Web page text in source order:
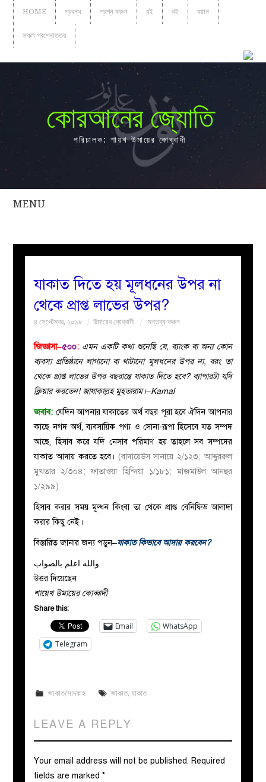
HOME প্রবন্ধ প্রশ্ন করুন বই বই বয়ান
সকল প্রশ্নোত্তর
কোরআনের জ্যোতি
পরিচালক: শায়খ উমায়ের কোব্বাদী
MENU
সকল
নারীদের
ইসলাহী
মজলিস
প্রশ্ন
করুন
যাকাত দিতে হয় মূলধনের উপর না
থেকে প্রাপ্ত লাভের উপর?
৪ সেপ্টেম্বর, ২০১৮ উমায়ের কোব্বাদী মন্তব্য করুন
জিজ্ঞাসা–৫০০: এমন একটি কথা শুনেছি যে, ব্যাংক বা অন্য কোন
ব্যবসা প্রতিষ্ঠানে লাগানো বা খাটানো মূলধনের উপর না, বরং তা
থেকে প্রাপ্ত লাভের উপর বছরান্তে যাকাত দিতে হবে? ব্যাপারটা যদি
ক্লিয়ার করতেন! জাযাকাল্লহ মুহতারাম।–Kamal
জবাব: যেদিন আপনার যাকাতের অর্থ বছর পূরা হবে ঐদিন আপনার
কাছে নগদ অর্থ, ব্যবসায়িক পণ্য ও সোনা-রূপা হিসেবে যত সম্পদ
আছে, হিসাব করে যদি নেসাব পরিমাণ হয় তাহলে সব সম্পদের
যাকাত আদায় করতে হবে। (বাদায়েউস সানায়ে ২/১২৩; আদ্দুররুল
মুখতার ২/৩০৪; ফাতাওয়া হিন্দিয়া ১/১৮১; মাজমাউল আনহুর
১/২৯৯)
হিসাব করার সময় মূল্ধন কিংবা তা থেকে প্রাপ্ত বেনিফিড আলাদা
করার কিছু নেই।
বিস্তারিত জানার জন্য পড়ুন–যাকাত কিভাবে আদায় করবেন?
والله اعلم بالصواب
উত্তর দিয়েছেন
শায়েখ উমায়ের কোব্বাদী
Share this:
Email
WhatsApp
Telegram
জাকাত/সাদকাহ জাকাত, যাকাত
LEAVE A REPLY
Your email address will not be published. Required
fields are marked*